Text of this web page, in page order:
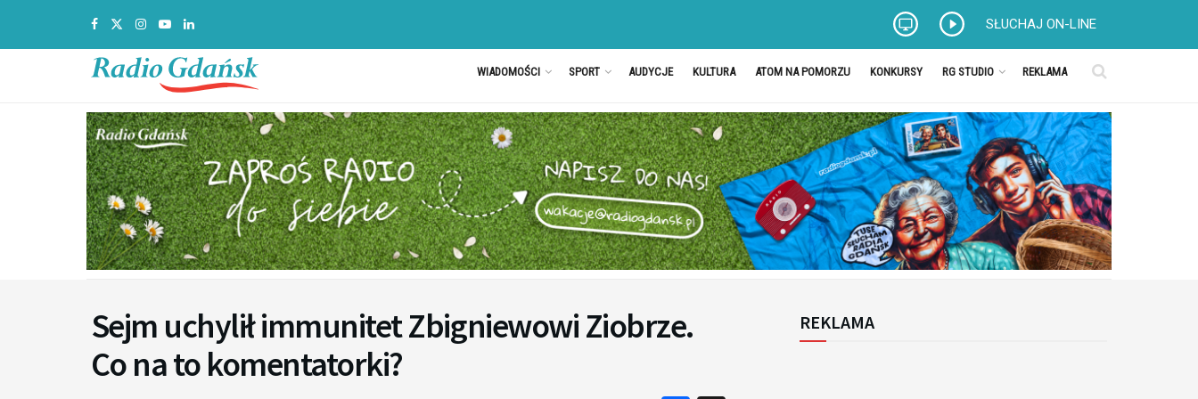
SŁUCHAJ ON-LINE
WIADOMOŚCI SPORT AUDYCJE KULTURA ATOM NA POMORZU KONKURSY RG STUDIO REKLAMA
Sejm uchylił immunitet Zbigniewowi Ziobrze.
Co na to komentatorki?
REKLAMA